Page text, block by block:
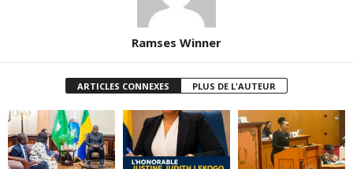
Ramses Winner
ARTICLES CONNEXES PLUS DE L'AUTEUR